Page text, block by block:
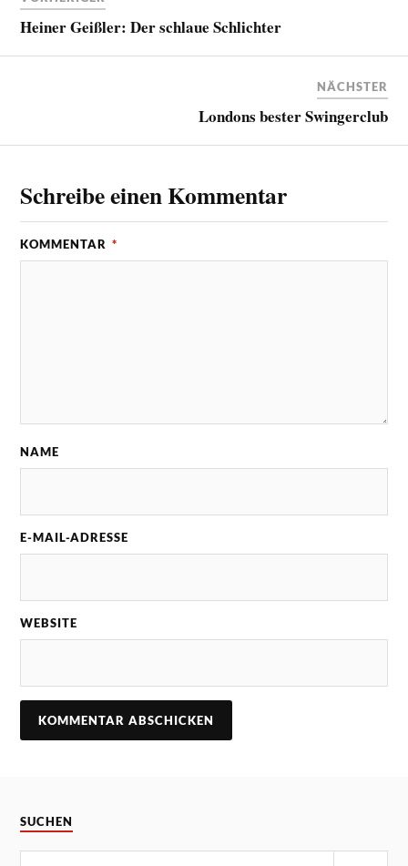
Heiner Geißler: Der schlaue Schlichter
NÄCHSTER
Londons bester Swingerclub
Schreibe einen Kommentar
KOMMENTAR *
NAME
E-MAIL-ADRESSE
WEBSITE
SUCHEN